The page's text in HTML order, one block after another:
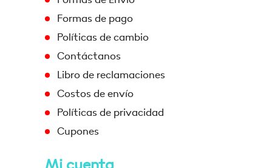
Formas de pago
Políticas de cambio
Contáctanos
Libro de reclamaciones
Costos de envío
Políticas de privacidad
Cupones